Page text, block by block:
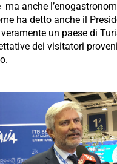
anche
ha detto anche il
un paese di
dei visitatori